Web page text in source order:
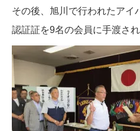
その後、旭川で行われたアイ
認証証を9名の会員に手渡され